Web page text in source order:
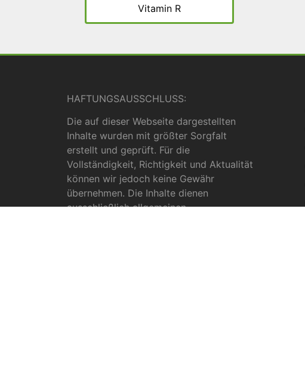
Vitamin R
HAFTUNGSAUSSCHLUSS:
Die auf dieser Webseite dargestellten
Inhalte wurden mit größter Sorgfalt
erstellt und geprüft. Für die
Vollständigkeit, Richtigkeit und Aktualität
können wir jedoch keine Gewähr
übernehmen. Die Inhalte dienen
ausschließlich allgemeinen